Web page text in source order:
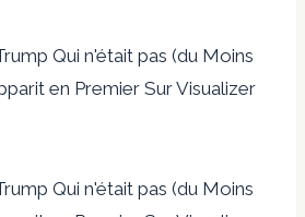
Qui n'était pas (du Moins
en Premier Sur Visualizer
Qui n'était pas (du Moins